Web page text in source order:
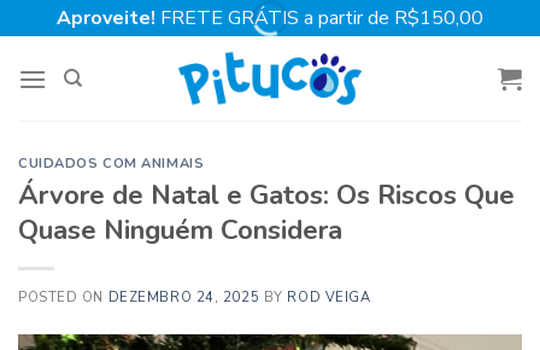
to
content
Aproveite! FRETE GRÁTIS a partir de R$150,00
CUIDADOS COM ANIMAIS
Árvore de Natal e Gatos: Os Riscos Que
Quase Ninguém Considera
POSTED ON DEZEMBRO 24, 2025 BY ROD VEIGA